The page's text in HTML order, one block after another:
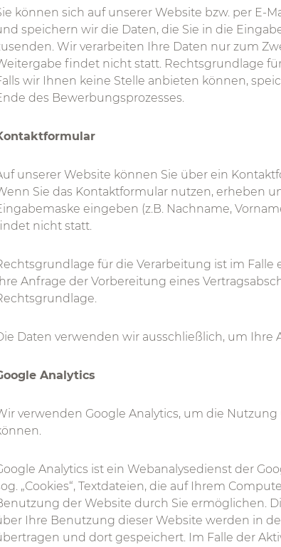
können sich auf unserer Website bzw. per E-
speichern wir die Daten, die Sie in die
Wir verarbeiten Ihre Daten nur zum
findet nicht statt. Rechtsgrundlage für
wir Ihnen keine Stelle anbieten können,
des Bewerbungsprozesses.
unserer Website können Sie über ein
Sie das Kontaktformular nutzen, erheben
eingeben (z.B. Nachname,
nicht statt.
für die Verarbeitung ist im Falle
Anfrage der Vorbereitung eines
Daten verwenden wir ausschließlich, um
Analytics
verwenden Google Analytics, um die
Analytics ist ein Webanalysedienst der
„Cookies“, Textdateien, die auf Ihrem
der Website durch Sie ermöglichen.
Ihre Benutzung dieser Website werden in
und dort gespeichert. Im Falle der